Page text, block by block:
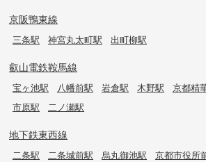
京阪鴨東線
三条駅 神宮丸太町駅 出町柳駅
叡山電鉄鞍馬線
宝ヶ池駅 八幡前駅 岩倉駅 木野駅 京都精
市原駅
二ノ瀬駅
地下鉄東西線
二条駅 二条城前駅 烏丸御池駅 京都市役所